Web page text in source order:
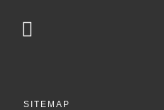
SITEMAP